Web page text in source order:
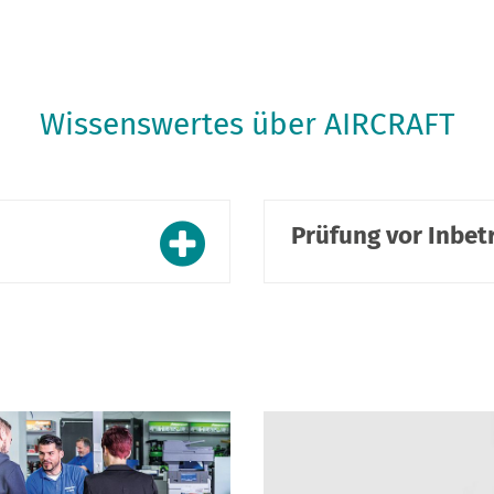
Wissenswertes über AIRCRAFT
Prüfung vor